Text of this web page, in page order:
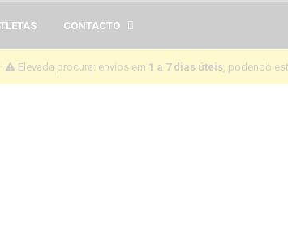
· ⚠️ Elevada procura: envios em 1 a 7 dias úteis , podendo
CONTACTO